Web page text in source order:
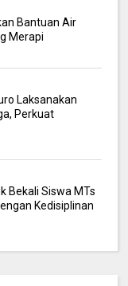
Bantuan Air
Merapi
Laksanakan
Perkuat
Bekali Siswa MTs
Kedisiplinan